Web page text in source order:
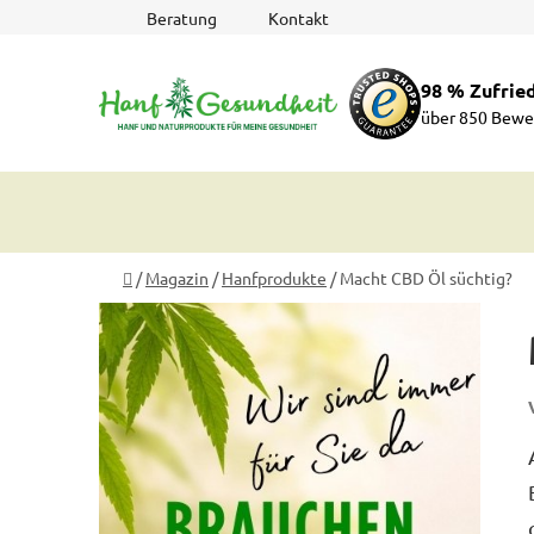
Beratung Kontakt
98 %
über 850
Startseite
/ Magazin / Hanfprodukte / Macht CBD Öl süchtig?
S
e
i
t
e
n
l